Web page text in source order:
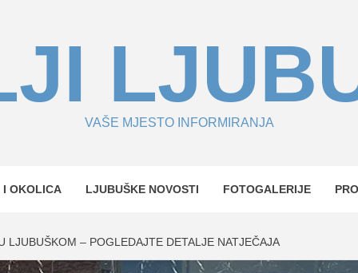
VAŠE MJESTO INFORMIRANJA
I OKOLICA LJUBUŠKE NOVOSTI FOTOGALERIJE
LJUBUŠKOM – POGLEDAJTE DETALJE NATJEČAJA